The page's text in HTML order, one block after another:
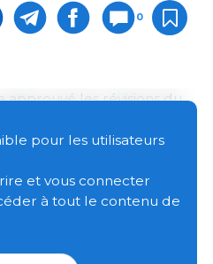
0
approuvé les révisions du
de la PAC par 425
abstentions. Les députés
avec les modifications
le Conseil et approuvées
du Parlement le
pour les utilisateurs
et vous connecter
à tout le contenu de